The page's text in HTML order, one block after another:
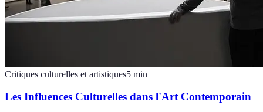
Critiques culturelles et artistiques5 min
Les Influences Culturelles dans l'Art Contemporain